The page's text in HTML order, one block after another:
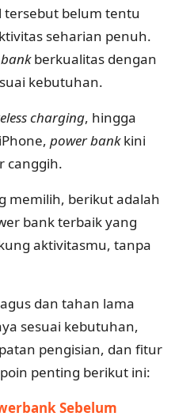
tersebut belum tentu
seharian penuh.
bankberkualitas dengan
kebutuhan.
charging, hingga
power bankkini
canggih.
memilih, berikut adalah
bank terbaik yang
aktivitasmu, tanpa
dan tahan lama
sesuai kebutuhan,
pengisian, dan fitur
penting berikut ini:
Sebelum